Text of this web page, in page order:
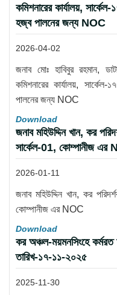
কমিশনারের কার্যালয়,
হজ্ব পালনের জন্য NOC
2026-04-02
জনাব মোঃ হাবিবুর রহমান,
কমিশনারের কার্যালয়,
পালনের জন্য NOC
Download
জনাব মহিউদ্দিন খান, কর
সার্কেল-01, কোম্পানীজ এর
2026-01-11
জনাব মহিউদ্দিন খান, কর
কোম্পানীজ এর NOC
Download
কর অঞ্চল-ময়মনসিংহে
তারিখ-১৭-১১-২০২৫
2025-11-30